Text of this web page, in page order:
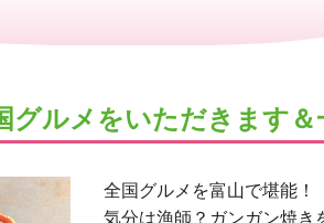
グルメをいただきます＆
全国グルメを富山で堪能！
気分は漁師？ガンガン焼き